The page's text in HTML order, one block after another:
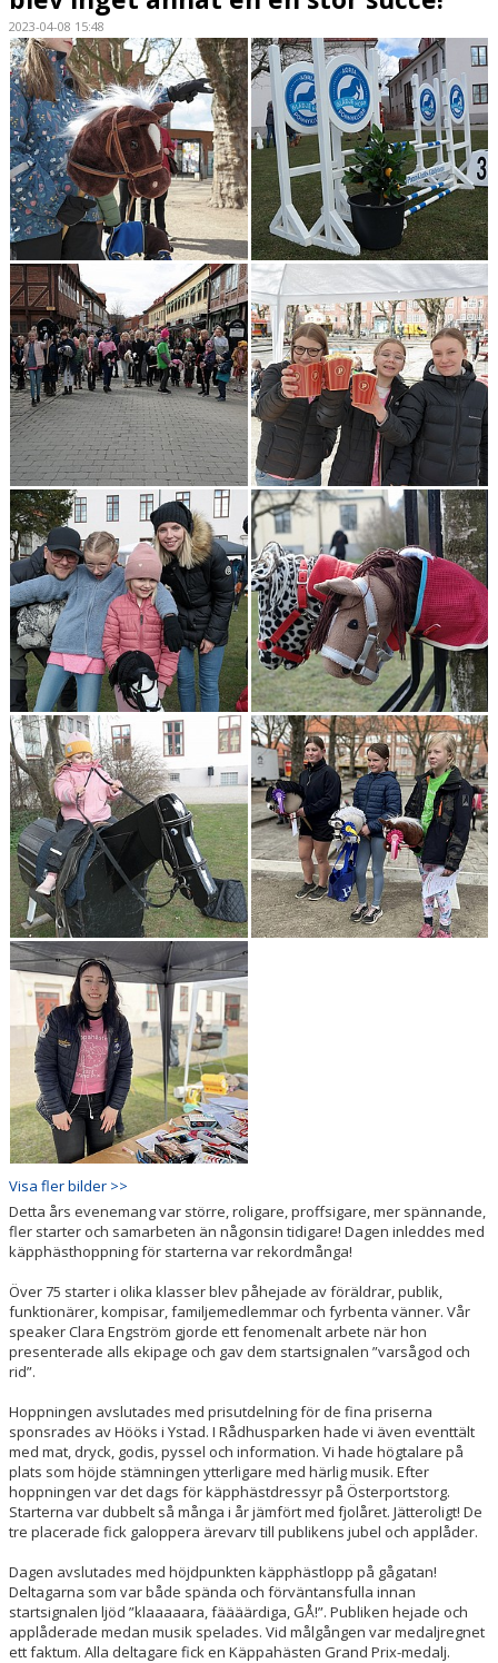
HÄSTAR
KALENDER
2023-04-08 15:48
Visa fler bilder >>
Detta års evenemang var större, roligare, proffsigare, mer spännande,
fler starter och samarbeten än någonsin tidigare! Dagen inleddes med
käpphästhoppning för starterna var rekordmånga!
Över 75 starter i olika klasser blev påhejade av föräldrar, publik,
funktionärer, kompisar, familjemedlemmar och fyrbenta vänner. Vår
speaker Clara Engström gjorde ett fenomenalt arbete när hon
presenterade alls ekipage och gav dem startsignalen ”varsågod och
rid”.
Hoppningen avslutades med prisutdelning för de fina priserna
sponsrades av Hööks i Ystad. I Rådhusparken hade vi även eventtält
med mat, dryck, godis, pyssel och information. Vi hade högtalare på
plats som höjde stämningen ytterligare med härlig musik. Efter
hoppningen var det dags för käpphästdressyr på Österportstorg.
Starterna var dubbelt så många i år jämfört med fjolåret. Jätteroligt! De
tre placerade fick galoppera ärevarv till publikens jubel och applåder.
Dagen avslutades med höjdpunkten käpphästlopp på gågatan!
Deltagarna som var både spända och förväntansfulla innan
startsignalen ljöd ”klaaaaara, fäääärdiga, GÅ!”. Publiken hejade och
applåderade medan musik spelades. Vid målgången var medaljregnet
ett faktum. Alla deltagare fick en Käppahästen Grand Prix-medalj.